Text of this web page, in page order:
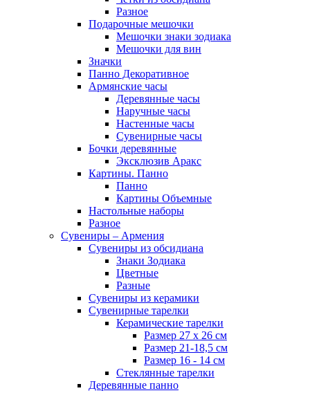
Разное
Подарочные мешочки
Мешочки знаки зодиака
Мешочки для вин
Значки
Панно Декоративное
Армянские часы
Деревянные часы
Наручные часы
Настенные часы
Сувенирные часы
Бочки деревянные
Эксклюзив Аракс
Картины. Панно
Панно
Картины Объемные
Настольные наборы
Разное
Сувениры – Армения
Сувениры из обсидиана
Знаки Зодиака
Цветные
Разные
Сувениры из керамики
Сувенирные тарелки
Керамические тарелки
Размер 27 х 26 см
Размер 21-18,5 см
Размер 16 - 14 см
Стеклянные тарелки
Деревянные панно